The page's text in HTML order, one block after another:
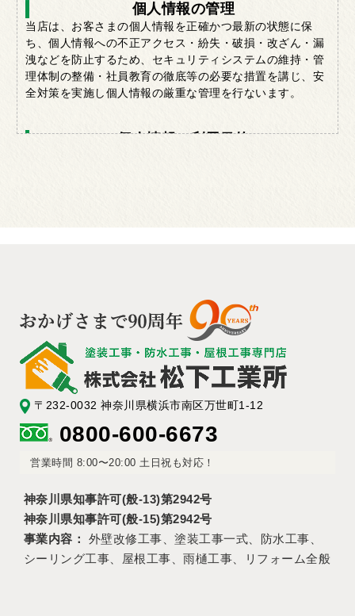
個人情報の管理
当店は、お客さまの個人情報を正確かつ最新の状態に保
ち、個人情報への不正アクセス・紛失・破損・改ざん・漏
洩などを防止するため、セキュリティシステムの維持・管
理体制の整備・社員教育の徹底等の必要な措置を講じ、安
全対策を実施し個人情報の厳重な管理を行ないます。
個人情報の利用目的
託する業者に対して開示する場合
・法令に基づき開示することが必要である場合
個人情報の安全対策
当店は、個人情報の正確性及び安全性確保のために、セキ
ュリティに万全の対策を講じています。
ご本人の照会
お客さまがご本人の個人情報の照会・修正・削除などをご
させていただきます。
法令、規範の遵守と見直し
当店は、保有する個人情報に関して適用される日本の法
〒232-0032 神奈川県横浜市南区万世町1-12
0800-600-6673
営業時間 8:00〜20:00 土日祝も対応！
神奈川県知事許可(般-13)第2942号
神奈川県知事許可(般-15)第2942号
事業内容：
外壁改修工事、塗装工事一式、防水工事、
シーリング工事、屋根工事、雨樋工事、リフォーム全般